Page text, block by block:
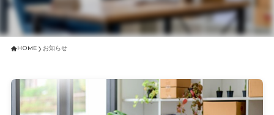
HOME お知らせ